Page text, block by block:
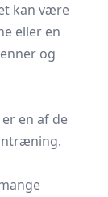
kan være
eller en
og
en af de